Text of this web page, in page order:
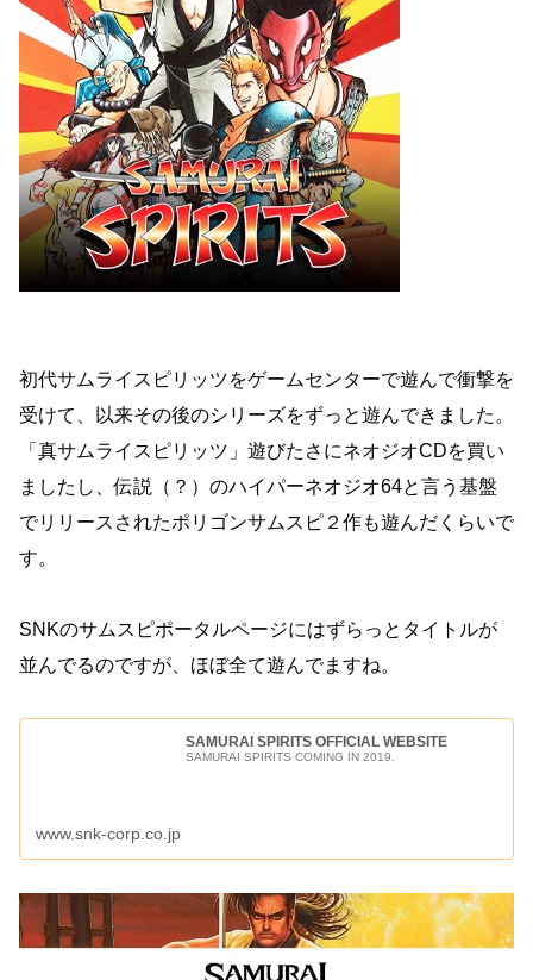
初代サムライスピリッツをゲームセンターで遊んで衝撃を
受けて、以来その後のシリーズをずっと遊んできました。
「真サムライスピリッツ」遊びたさにネオジオCDを買い
ましたし、伝説（？）のハイパーネオジオ64と言う基盤
でリリースされたポリゴンサムスピ２作も遊んだくらいで
す。
SNKのサムスピポータルページにはずらっとタイトルが
並んでるのですが、ほぼ全て遊んでますね。
SAMURAI SPIRITS OFFICIAL WEBSITE
SAMURAI SPIRITS COMING IN 2019.
www.snk-corp.co.jp